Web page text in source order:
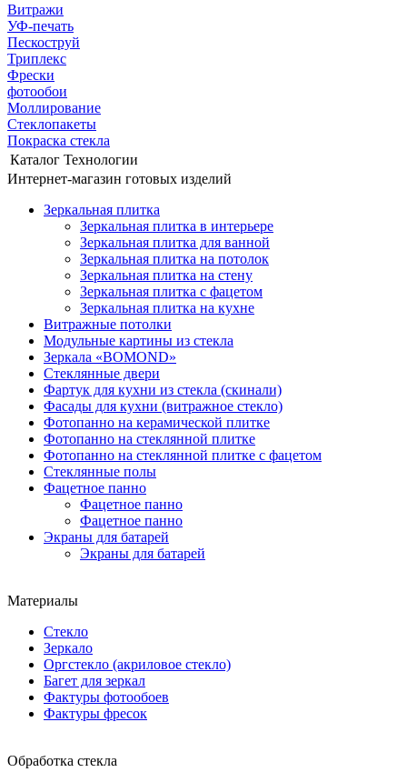
Витражи
УФ-печать
Пескоструй
Триплекс
Фрески
фотообои
Моллирование
Стеклопакеты
Покраска стекла
Каталог Технологии
Интернет-магазин готовых изделий
Зеркальная плитка
Зеркальная плитка в интерьере
Зеркальная плитка для ванной
Зеркальная плитка на потолок
Зеркальная плитка на стену
Зеркальная плитка с фацетом
Зеркальная плитка на кухне
Витражные потолки
Модульные картины из стекла
Зеркала «BOMOND»
Стеклянные двери
Фартук для кухни из стекла (скинали)
Фасады для кухни (витражное стекло)
Фотопанно на керамической плитке
Фотопанно на стеклянной плитке
Фотопанно на стеклянной плитке с фацетом
Стеклянные полы
Фацетное панно
Фацетное панно
Фацетное панно
Экраны для батарей
Экраны для батарей
Материалы
Стекло
Зеркало
Оргстекло (акриловое стекло)
Багет для зеркал
Фактуры фотообоев
Фактуры фресок
Обработка стекла